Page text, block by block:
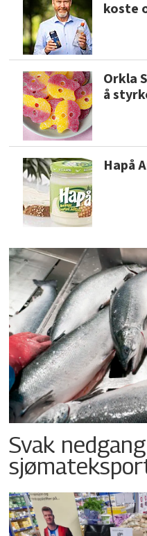
koste
Orkla
å
Hapå
Svak